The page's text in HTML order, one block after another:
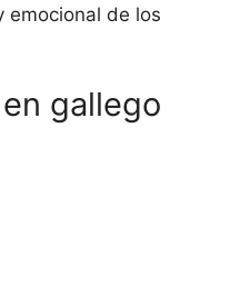
emocional de los
gallego